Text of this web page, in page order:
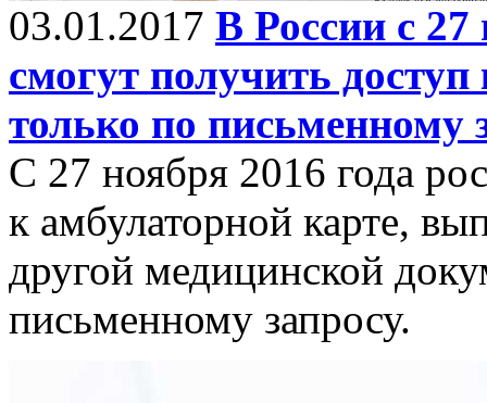
03.01.2017 В России с 27
смогут получить
только по письменному
С 27 ноября 2016 года
к амбулаторной карте,
другой медицинской
письменному запросу.